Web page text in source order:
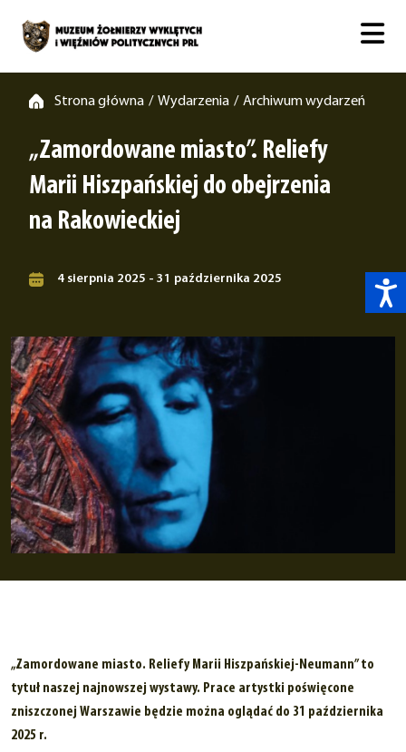
Strona główna / Wydarzenia / Archiwum wydarzeń
„Zamordowane miasto”. Reliefy
Marii Hiszpańskiej do obejrzenia
na Rakowieckiej
4 sierpnia 2025 - 31 października 2025
„Zamordowane miasto. Reliefy Marii Hiszpańskiej-Neumann” to
tytuł naszej najnowszej wystawy. Prace artystki poświęcone
zniszczonej Warszawie będzie można oglądać do 31 października
2025 r.